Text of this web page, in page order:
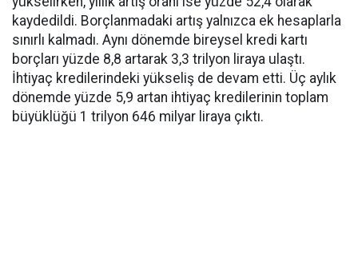
kaydedildi. Borçlanmadaki artış yalnızca ek hesaplarla
sınırlı kalmadı. Aynı dönemde bireysel kredi kartı
borçları yüzde 8,8 artarak 3,3 trilyon liraya ulaştı.
İhtiyaç kredilerindeki yükseliş de devam etti. Üç aylık
dönemde yüzde 5,9 artan ihtiyaç kredilerinin toplam
büyüklüğü 1 trilyon 646 milyar liraya çıktı.